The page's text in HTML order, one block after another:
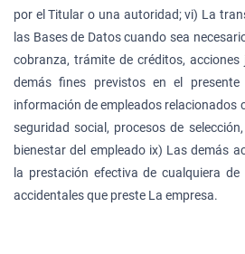
por el Titular o una autoridad; vi) La
las Bases de Datos cuando sea
cobranza, trámite de créditos,
demás fines previstos en el
información de empleados relacionados
seguridad social, procesos de
bienestar del empleado ix) Las demás
la prestación efectiva de cualquiera
accidentales que preste La empresa.